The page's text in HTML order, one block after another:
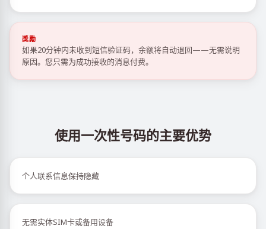
獎勵
如果20分钟内未收到短信验证码，余额将自动退回——无需说明
原因。您只需为成功接收的消息付费。
使用一次性号码的主要优势
个人联系信息保持隐藏
无需实体SIM卡或备用设备